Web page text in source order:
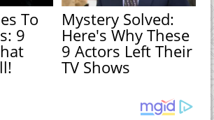
To
9
Mystery Solved:
Here's Why These
9 Actors Left Their
TV Shows